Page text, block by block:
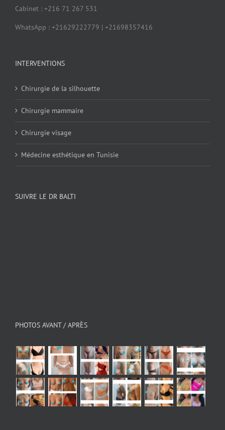
Cabinet : +216 71 267 531
WhatsApp : +21629222779 | +21698357416
INTERVENTIONS
Chirurgie de la silhouette
Chirurgie mammaire
Chirurgie visage
Médecine esthétique en Tunisie
SUIVRE LE DR BALTI
PHOTOS AVANT / APRÈS